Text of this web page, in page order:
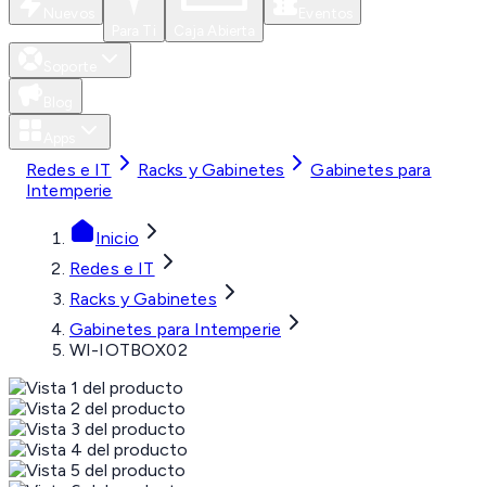
Redes e IT Racks y Gabinetes
Gabinetes para
Intemperie
Inicio
Redes e IT
Racks y Gabinetes
Gabinetes para Intemperie
WI-IOTBOX02